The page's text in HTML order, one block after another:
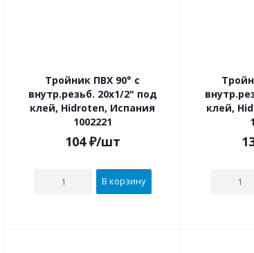
Тройник ПВХ 90° с
внутр.резьб. 20х1/2" под
клей, Hidroten, Испания
1002221
104₽/шт
В корзину
внутр.резьб.
клей,